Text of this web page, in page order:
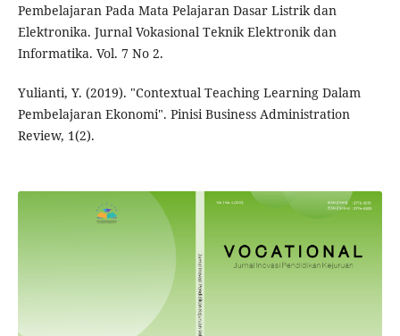
Pembelajaran Pada Mata Pelajaran Dasar Listrik dan
Elektronika. Jurnal Vokasional Teknik Elektronik dan
Informatika. Vol. 7 No 2.
Yulianti, Y. (2019). "Contextual Teaching Learning Dalam
Pembelajaran Ekonomi". Pinisi Business Administration
Review, 1(2).